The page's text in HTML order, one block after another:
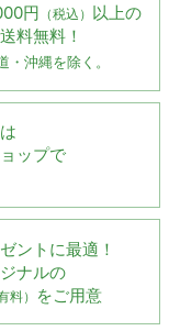
円 （税込） 以上の
送料無料！
・沖縄を除く。
ップで
ントに最適！
ナルの
料） をご用意